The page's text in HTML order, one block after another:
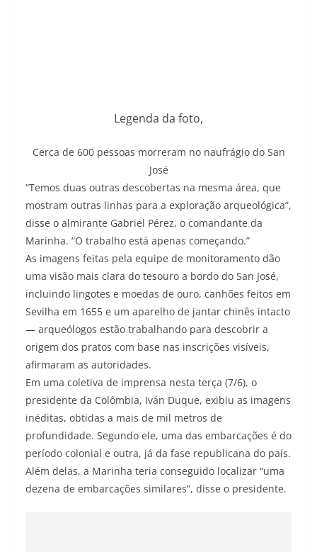
Legenda da foto,
Cerca de 600 pessoas morreram no naufrágio do San
José
“Temos duas outras descobertas na mesma área, que
mostram outras linhas para a exploração arqueológica”,
disse o almirante Gabriel Pérez, o comandante da
Marinha. “O trabalho está apenas começando.”
As imagens feitas pela equipe de monitoramento dão
uma visão mais clara do tesouro a bordo do San José,
incluindo lingotes e moedas de ouro, canhões feitos em
Sevilha em 1655 e um aparelho de jantar chinês intacto
— arqueólogos estão trabalhando para descobrir a
origem dos pratos com base nas inscrições visíveis,
afirmaram as autoridades.
Em uma coletiva de imprensa nesta terça (7/6), o
presidente da Colômbia, Iván Duque, exibiu as imagens
inéditas, obtidas a mais de mil metros de
profundidade. Segundo ele, uma das embarcações é do
período colonial e outra, já da fase republicana do país.
Além delas, a Marinha teria conseguido localizar “uma
dezena de embarcações similares”, disse o presidente.